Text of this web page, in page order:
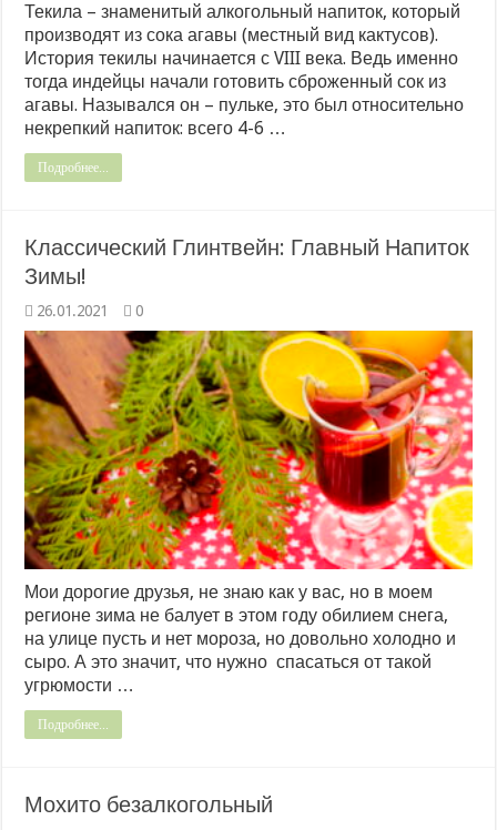
Текила – знаменитый алкогольный напиток, который
производят из сока агавы (местный вид кактусов).
История текилы начинается с VIII века. Ведь именно
тогда индейцы начали готовить сброженный сок из
агавы. Назывался он – пульке, это был относительно
некрепкий напиток: всего 4-6 …
Подробнее...
Классический Глинтвейн: Главный Напиток
Зимы!
26.01.2021 0
Мои дорогие друзья, не знаю как у вас, но в моем
регионе зима не балует в этом году обилием снега,
на улице пусть и нет мороза, но довольно холодно и
сыро. А это значит, что нужно спасаться от такой
угрюмости …
Подробнее...
Мохито безалкогольный